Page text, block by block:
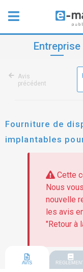
Entreprise
Avis
précédent
Fourniture de
implantables
ballon actif et
Cette
Nous
nouvelle
les avis
"Retour à
AVIS